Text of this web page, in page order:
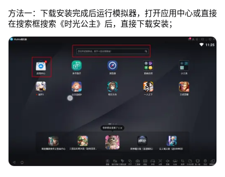
方法一：下载安装完成后运行模拟器，打开应用中心或直接
在搜索框搜索《时光公主》后，直接下载安装；